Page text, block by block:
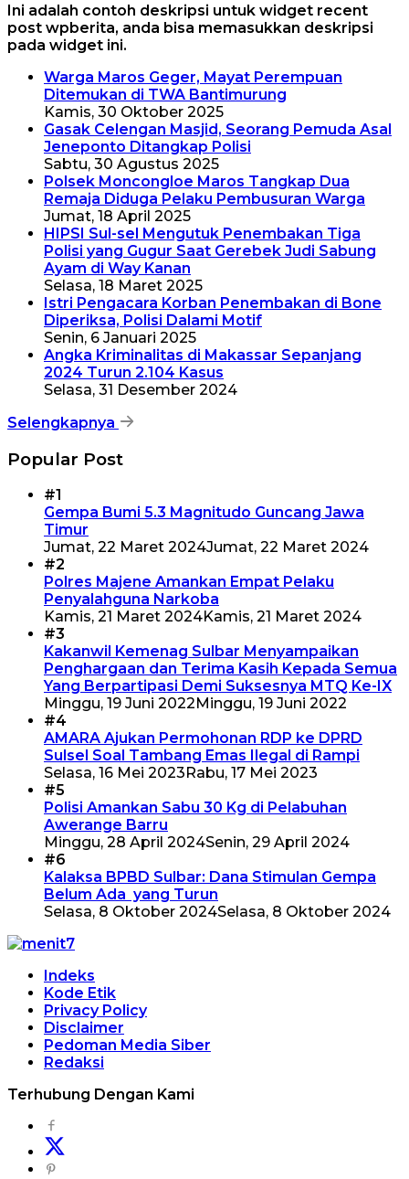
Ini adalah contoh deskripsi untuk widget recent
post wpberita, anda bisa memasukkan deskripsi
pada widget ini.
Warga Maros Geger, Mayat Perempuan
Ditemukan di TWA Bantimurung
Kamis, 30 Oktober 2025
Gasak Celengan Masjid, Seorang Pemuda Asal
Jeneponto Ditangkap Polisi
Sabtu, 30 Agustus 2025
Polsek Moncongloe Maros Tangkap Dua
Remaja Diduga Pelaku Pembusuran Warga
Jumat, 18 April 2025
HIPSI Sul-sel Mengutuk Penembakan Tiga
Polisi yang Gugur Saat Gerebek Judi Sabung
Ayam di Way Kanan
Selasa, 18 Maret 2025
Istri Pengacara Korban Penembakan di Bone
Diperiksa, Polisi Dalami Motif
Senin, 6 Januari 2025
Angka Kriminalitas di Makassar Sepanjang
2024 Turun 2.104 Kasus
Selasa, 31 Desember 2024
Selengkapnya
Popular Post
#1
Gempa Bumi 5.3 Magnitudo Guncang Jawa
Timur
Jumat, 22 Maret 2024Jumat, 22 Maret 2024
#2
Polres Majene Amankan Empat Pelaku
Penyalahguna Narkoba
Kamis, 21 Maret 2024Kamis, 21 Maret 2024
#3
Kakanwil Kemenag Sulbar Menyampaikan
Penghargaan dan Terima Kasih Kepada Semua
Yang Berpartipasi Demi Suksesnya MTQ Ke-IX
Minggu, 19 Juni 2022 Minggu, 19 Juni 2022
#4
AMARA Ajukan Permohonan RDP ke DPRD
Sulsel Soal Tambang Emas Ilegal di Rampi
Selasa, 16 Mei 2023 Rabu, 17 Mei 2023
#5
Polisi Amankan Sabu 30 Kg di Pelabuhan
Awerange Barru
Minggu, 28 April 2024Senin, 29 April 2024
#6
Kalaksa BPBD Sulbar: Dana Stimulan Gempa
Belum Ada yang Turun
Selasa, 8 Oktober 2024Selasa, 8 Oktober 2024
Indeks
Kode Etik
Privacy Policy
Disclaimer
Pedoman Media Siber
Redaksi
Terhubung Dengan Kami